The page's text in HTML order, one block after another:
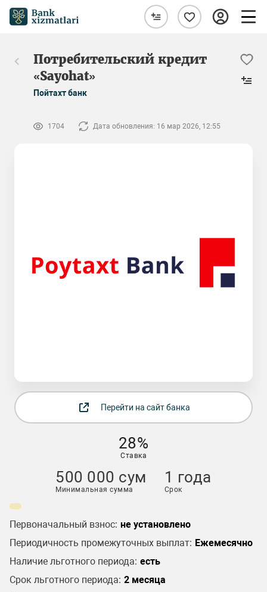
Потребительский кредит
«Sayohat»
Пойтахт банк
1704 Дата обновления: 16 мар 2026, 12:55
Перейти на сайт банка
28%
Ставка
500 000 сум
Минимальная сумма
1 года
Срок
Первоначальный взнос: не установлено
Периодичность промежуточных выплат: Ежемесячно
Наличие льготного периода: есть
Срок льготного периода: 2 месяца